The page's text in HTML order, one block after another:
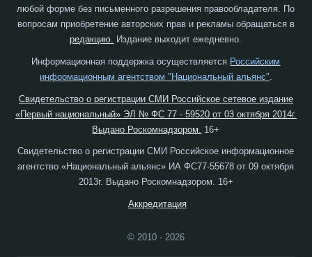
любой форме без письменного разрешения правообладателя. По
вопросам приобретение авторских прав и рекламы обращаться в
редакцию. Издание выходит ежедневно.
Информационная поддержка осуществляется Российским
информационным агентством "Национальный альянс"
Свидетельство о регистрации СМИ Российское сетевое издание
«Первый национальный» ЭЛ № ФС 77 - 59520 от 03 октября 2014г.
Выдано Роскомнадзором.
16+
Свидетельство о регистрации СМИ Российское информационное
агентство «Национальный альянс» ИА ФС77-55678 от 09 октября
2013г. Выдано Роскомнадзором. 16+
Аккредитация
© 2010 - 2026